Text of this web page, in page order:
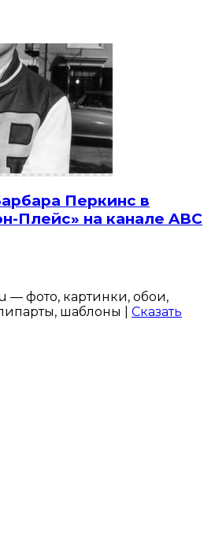
Перкинс в
Плейс» на канале ABC
— фото, картинки, обои,
шаблоны | Сказать